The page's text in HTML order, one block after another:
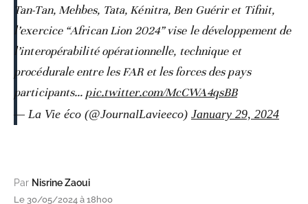
Tan-Tan, Mehbes, Tata, Kénitra, Ben Guérir et Tifnit,
l’exercice “African Lion 2024” vise le développement de
l’interopérabilité opérationnelle, technique et
procédurale entre les FAR et les forces des pays
participants… pic.twitter.com/McCWA4qsBB
— La Vie éco (@JournalLavieeco) January 29, 2024
Par Nisrine Zaoui
Le 30/05/2024 à 18h00